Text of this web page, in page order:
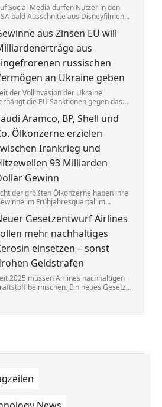
Social Media dürfen Nutzer in den
bald Ausschnitte aus Disneyfilmen
Star Wars und Co. benutzen. Im
hat Disney auch Anspruch auf
Kurzvideos.
aus Zinsen EU will
aus
russischen
an Ukraine geben
der Vollinvasion der Ukraine
die EU Sanktionen gegen das
wurden festgesetzt, die Erträge
den Zinsen sollen jetzt Kyjiw
Aramco, BP, Shell und
Ölkonzerne erzielen
Irankrieg und
93 Milliarden
Gewinn
der größten Ölkonzerne haben ihre
im Frühjahresquartal im
neuen Zahlen heizen die Debatte
über eine Übergewinnsteuer an.
Gesetzentwurf Airlines
mehr nachhaltiges
einsetzen – sonst
Geldstrafen
2025 müssen Airlines nachhaltigen
beimischen. Ein neues Gesetz